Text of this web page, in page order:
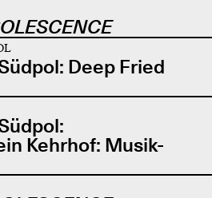
Deep Fried
Kehrhof: Musik-